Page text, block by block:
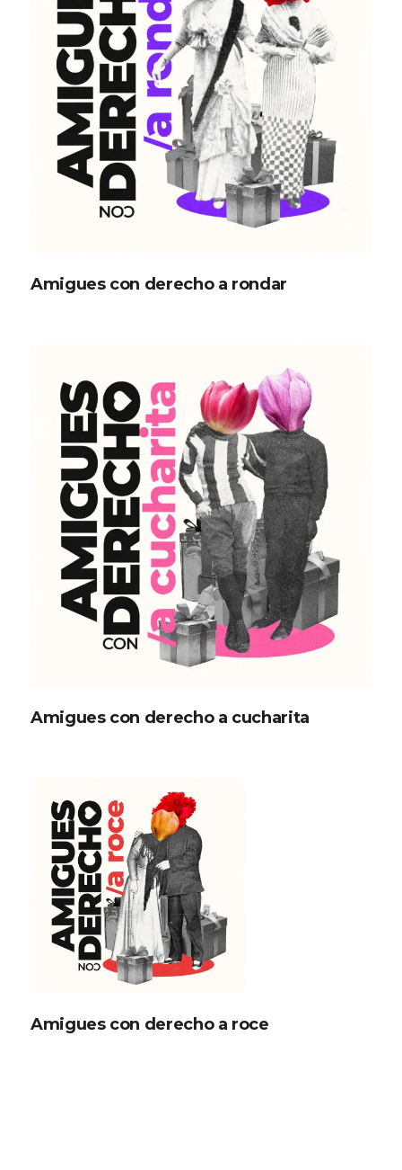
Amigues con derecho a rondar
Amigues con derecho a cucharita
Amigues con derecho a roce